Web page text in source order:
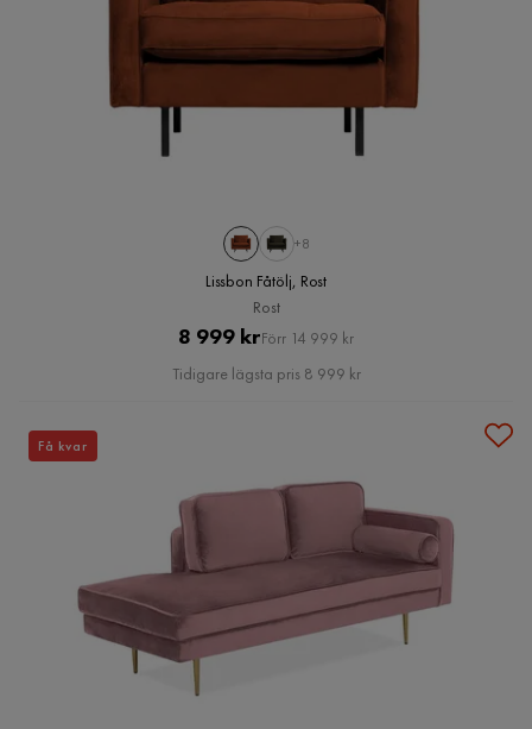
+8
Lissbon Fåtölj, Rost
Rost
Pris
8 999 krOriginal
Pris
Förr 14 999 kr
Tidigare lägsta pris 8 999 kr
Få kvar